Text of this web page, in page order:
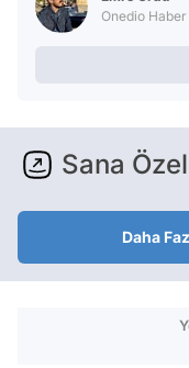
Onedio
Sana
Daha